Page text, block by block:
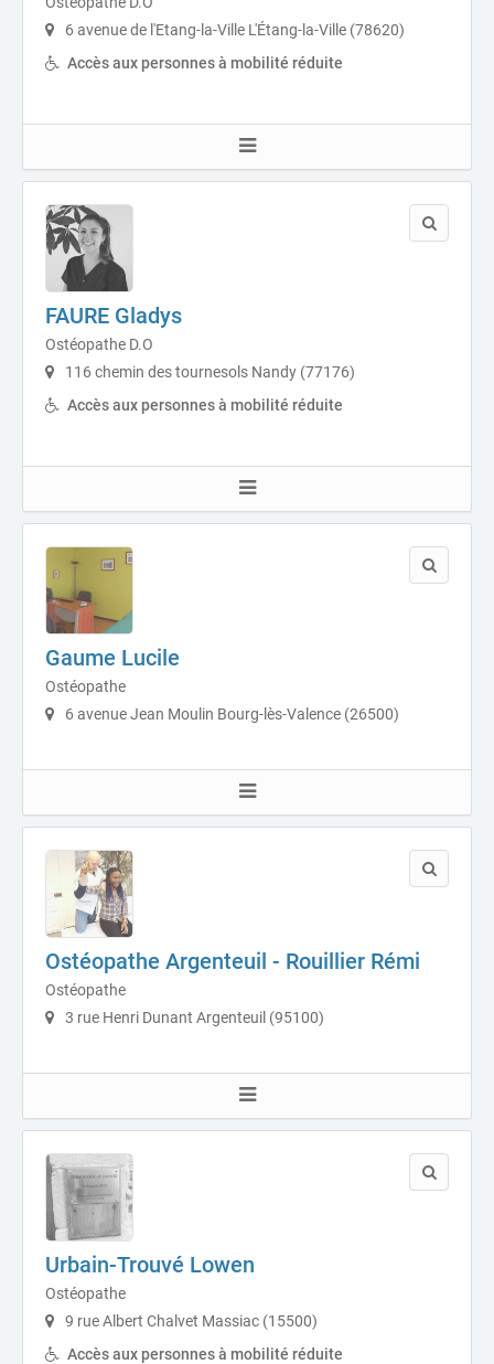
6 avenue de l'Etang-la-Ville L'Étang-la-Ville (78620)
Accès aux personnes à mobilité réduite
FAURE Gladys
Ostéopathe D.O
116 chemin des tournesols Nandy (77176)
Accès aux personnes à mobilité réduite
Gaume Lucile
Ostéopathe
6 avenue Jean Moulin Bourg-lès-Valence (26500)
Ostéopathe Argenteuil - Rouillier Rémi
Ostéopathe
3 rue Henri Dunant Argenteuil (95100)
Urbain-Trouvé Lowen
Ostéopathe
9 rue Albert Chalvet Massiac (15500)
Accès aux personnes à mobilité réduite